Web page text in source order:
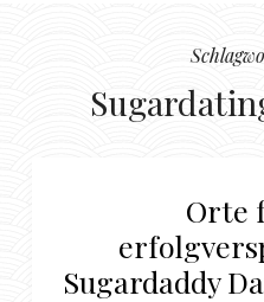
Orte
Sugardaddy